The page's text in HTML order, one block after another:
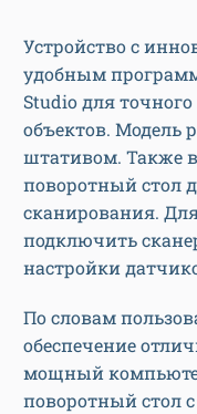
Устройство с
удобным
Studio для
объектов. Модель
штативом. Также
поворотный стол
сканирования.
подключить
настройки
По словам
обеспечение
мощный
поворотный стол